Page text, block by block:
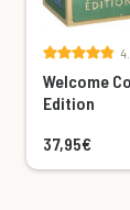
Welcome
Edition
37,95€